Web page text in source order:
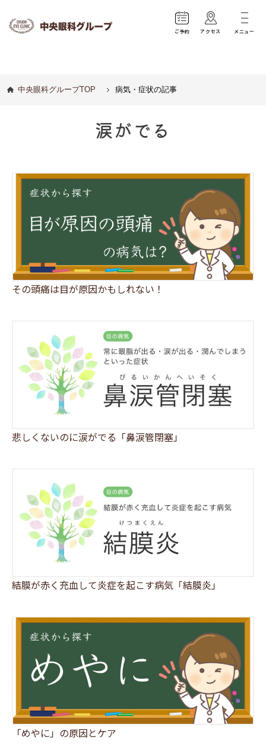
ご予約 アクセス メニュー
中央眼科グループTOP 病気・症状の記事
涙がでる
その頭痛は目が原因かもしれない！
悲しくないのに涙がでる「鼻涙管閉塞」
結膜が赤く充血して炎症を起こす病気「結膜炎」
「めやに」の原因とケア